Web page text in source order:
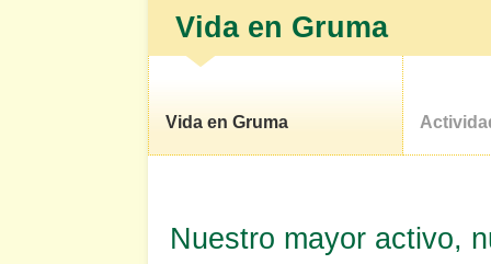
Vida en Gruma
Vida en Gruma
Nuestro mayor activo,